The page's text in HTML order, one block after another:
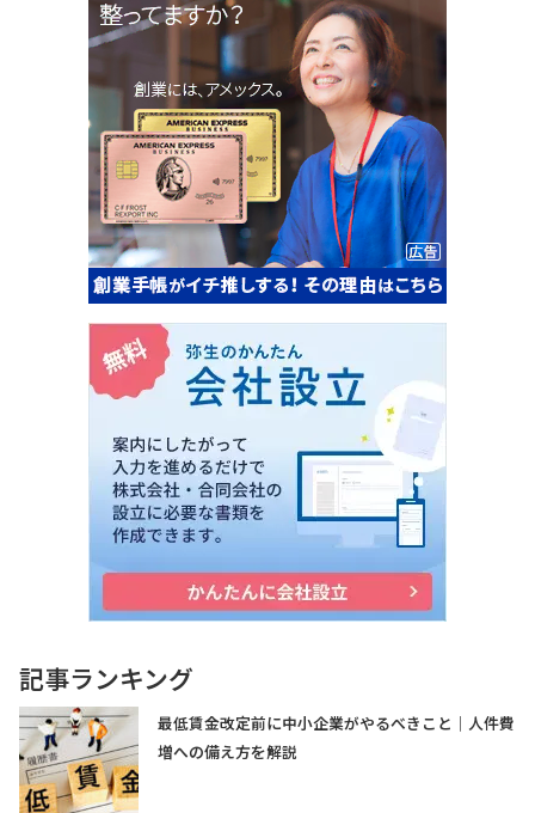
記事ランキング
最低賃金改定前に中小企業がやるべきこと｜人件費
増への備え方を解説